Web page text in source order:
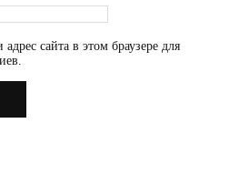
сайта в этом браузере для